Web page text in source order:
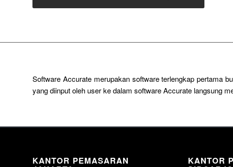
Software Accurate merupakan software terlengkap pertama
yang diinput oleh user ke dalam software Accurate langsung
KANTOR PEMASARAN KANTOR